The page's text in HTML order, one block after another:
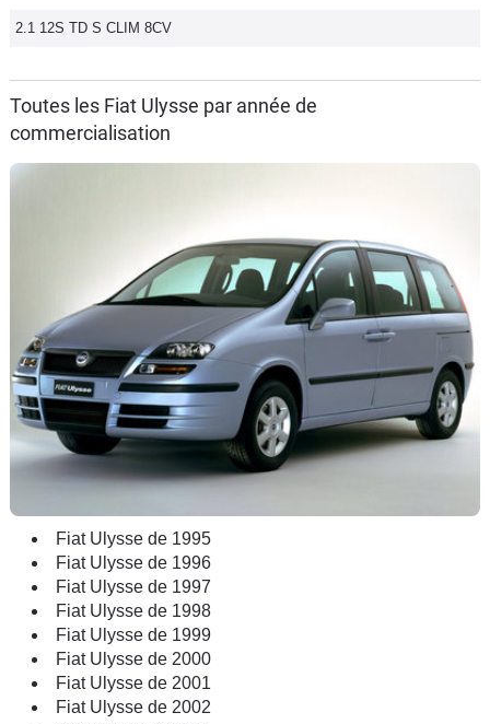
2.1 12S TD S CLIM 8CV
Toutes les Fiat Ulysse par année de
commercialisation
Fiat Ulysse de 1995
Fiat Ulysse de 1996
Fiat Ulysse de 1997
Fiat Ulysse de 1998
Fiat Ulysse de 1999
Fiat Ulysse de 2000
Fiat Ulysse de 2001
Fiat Ulysse de 2002